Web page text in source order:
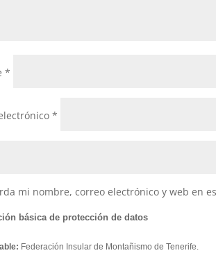
*
*
mi nombre, correo electrónico y web en
básica de protección de datos
Federación Insular de Montañismo de Tenerife.